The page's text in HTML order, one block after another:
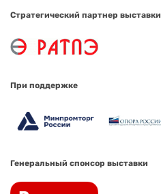
Стратегический партнер выставки
При поддержке
Генеральный спонсор выставки